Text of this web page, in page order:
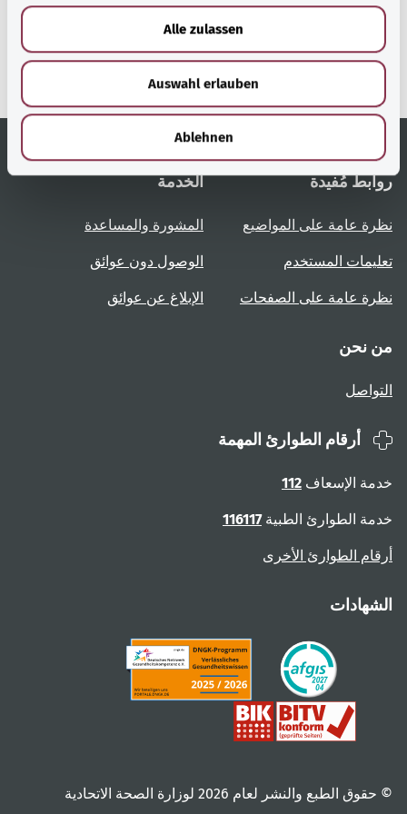
Alle zulassen
Auswahl erlauben
Ablehnen
وزارة الصحة الاتحادية.
روابط مُفيدة
نظرة عامة على المواضيع
تعليمات المستخدم
نظرة عامة على الصفحات
الخدمة
المشورة والمساعدة
الوصول دون عوائق
الإبلاغ عن عوائق
من نحن
التواصل
أرقام الطوارئ المهمة
خدمة الإسعاف 112
خدمة الطوارئ الطبية116117
أرقام الطوارئ الأخرى
الشهادات
© حقوق الطبع والنشر لعام ‎2026 لوزارة الصحة الاتحادية